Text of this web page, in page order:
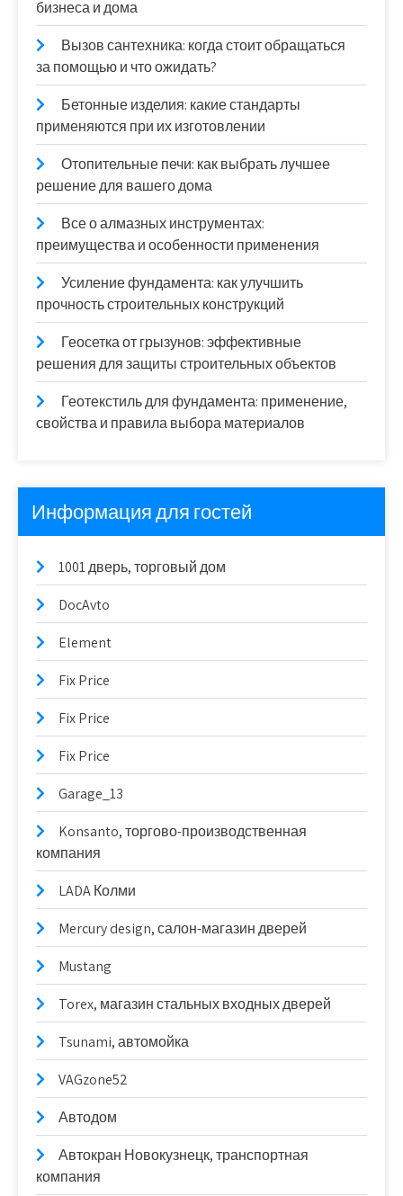
бизнеса и дома
Вызов сантехника: когда стоит обращаться
за помощью и что ожидать?
Бетонные изделия: какие стандарты
применяются при их изготовлении
Отопительные печи: как выбрать лучшее
решение для вашего дома
Все о алмазных инструментах:
преимущества и особенности применения
Усиление фундамента: как улучшить
прочность строительных конструкций
Геосетка от грызунов: эффективные
решения для защиты строительных объектов
Геотекстиль для фундамента: применение,
свойства и правила выбора материалов
Информация для гостей
1001 дверь, торговый дом
DocAvto
Element
Fix Price
Fix Price
Fix Price
Garage_13
Konsanto, торгово-производственная
компания
LADA Колми
Mercury design, салон-магазин дверей
Mustang
Torex, магазин стальных входных дверей
Tsunami, автомойка
VAGzone52
Автодом
Автокран Новокузнецк, транспортная
компания